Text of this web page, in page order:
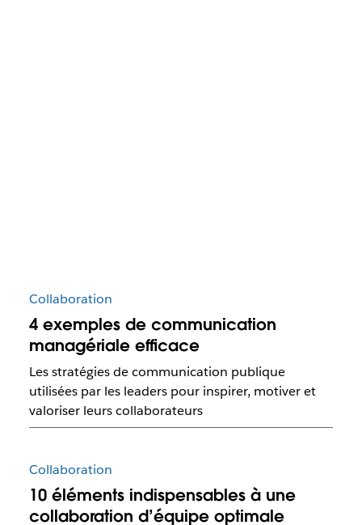
Collaboration
4 exemples de communication
managériale efficace
Les stratégies de communication publique
utilisées par les leaders pour inspirer, motiver et
valoriser leurs collaborateurs
Collaboration
10 éléments indispensables à une
collaboration d’équipe optimale